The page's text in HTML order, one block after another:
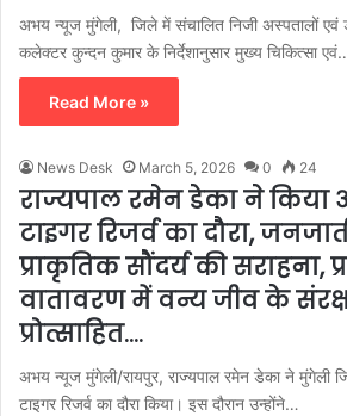
अभय न्यूज मुंगेली, जिले में संचालित निजी अस्पतालों एवं
कलेक्टर कुन्दन कुमार के निर्देशानुसार मुख्य चिकित्सा
Read More »
News Desk March 5, 2026 0 24
राज्यपाल रमेन डेका ने किया
टाइगर रिजर्व का दौरा,
प्राकृतिक सौंदर्य की सराहना,
वातावरण में वन्य जीव के
प्रोत्साहित….
अभय न्यूज मुंगेली/रायपुर, राज्यपाल रमेन डेका ने मुंगेली
टाइगर रिजर्व का दौरा किया। इस दौरान उन्होंने…